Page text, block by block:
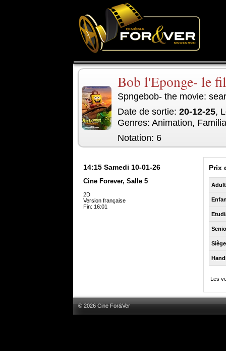
Bob l'Eponge- le
Spngebob- the movie:
Date de sortie: 20-12-25,
Genres: Animation,
Notation: 6
14:15 Samedi 10-01-26
Cine Forever, Salle 5
2D
Version française
Fin: 16:01
Prix
Les
© 2026 Cine For&Ver